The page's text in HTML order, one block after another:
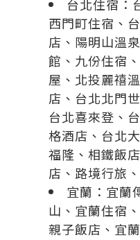
台北住宿：
西門町住宿 、
店 、 陽明山溫泉
館 、 九份住宿 、
屋 、 北投麗禧
店 、 台北北門
台北喜來登 、
格酒店 、 台北
福隆 、 相鐵飯
店 、 路境行旅 、
宜蘭： 宜蘭
山 、 宜蘭住宿 、
親子飯店 、 宜